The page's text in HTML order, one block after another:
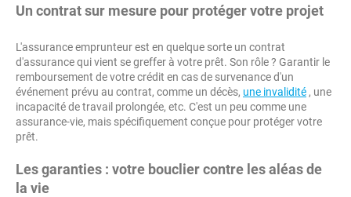
Un contrat sur mesure pour protéger votre projet
L'assurance emprunteur est en quelque sorte un contrat
d'assurance qui vient se greffer à votre prêt. Son rôle ? Garantir le
remboursement de votre crédit en cas de survenance d'un
événement prévu au contrat, comme un décès, une invalidité , une
incapacité de travail prolongée, etc. C'est un peu comme une
assurance-vie, mais spécifiquement conçue pour protéger votre
prêt.
Les garanties : votre bouclier contre les aléas de
la vie